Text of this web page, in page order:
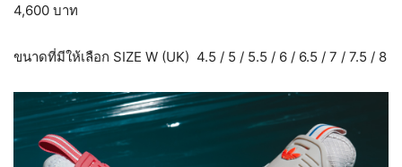
4,600 บาท
ขนาดที่มีให้เลือก SIZE W (UK) 4.5 / 5 / 5.5 / 6 / 6.5 / 7 / 7.5 / 8